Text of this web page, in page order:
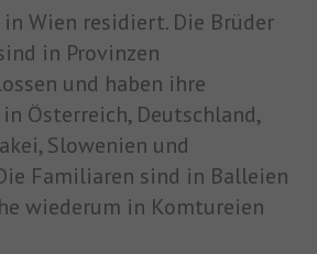
Wien residiert. Die Brüder
in Provinzen
und haben ihre
Österreich, Deutschland,
Slowenien und
Familiaren sind in Balleien
wiederum in Komtureien